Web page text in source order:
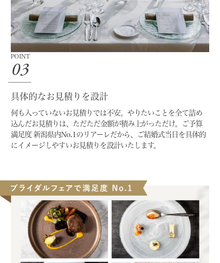
POINT
03
具体的なお見積りを設計
何も入っていないお見積りでは不安。 やりたいことを全て詰め
込んだお見積りは、ただただ金額が積み上がっただけ。
ご予算
満足度 新潟県内No.1のリアーレだから、
ご結婚式当日を具体的
にイメージしやすいお見積りを設計いたします。